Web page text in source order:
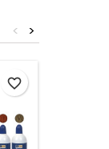
>
<
favorite_border